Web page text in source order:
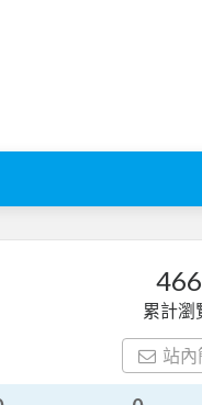
累計瀏
站內